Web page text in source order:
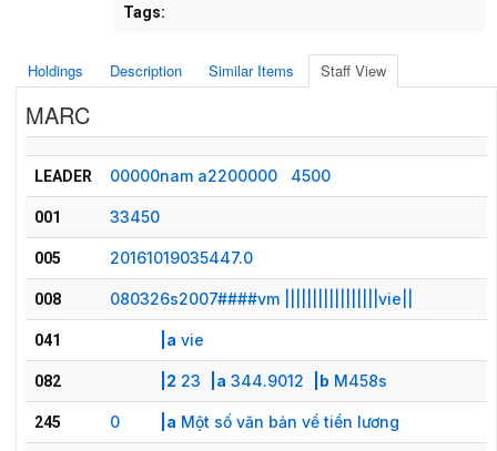
Tags:
Holdings Description Similar Items Staff View
MARC
LEADER 00000nam a2200000   4500
001 33450
005 20161019035447.0
008 080326s2007####vm |||||||||||||||||vie||
041 |a vie
082 |2 23 |a 344.9012 |b M458s
245 0 |a Một số văn bản về tiền lương